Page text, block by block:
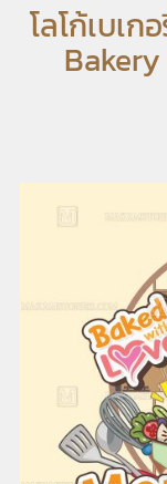
โลโก้เบเ